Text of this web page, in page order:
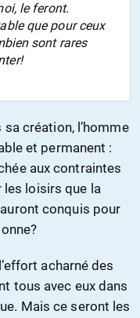
le feront.
que pour ceux
sont rares
création, l’homme
et permanent :
aux contraintes
loisirs que la
conquis pour
acharné des
tous avec eux dans
Mais ce seront les